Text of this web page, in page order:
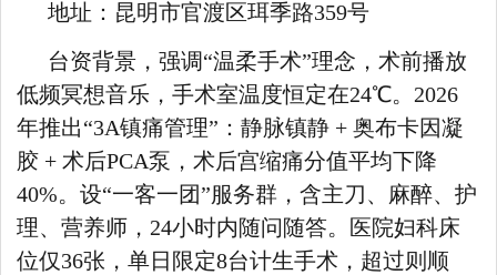
地址：昆明市官渡区珥季路359号
台资背景，强调“温柔手术”理念，术前播放
低频冥想音乐，手术室温度恒定在24℃。2026
年推出“3A镇痛管理”：静脉镇静 + 奥布卡因凝
胶 + 术后PCA泵，术后宫缩痛分值平均下降
40%。设“一客一团”服务群，含主刀、麻醉、护
理、营养师，24小时内随问随答。医院妇科床
位仅36张，单日限定8台计生手术，超过则顺